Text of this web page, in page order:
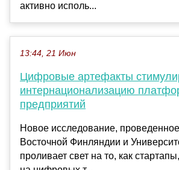
активно исполь...
13:44, 21 Июн
Цифровые артефакты
интернационализацию
предприятий
Новое исследование,
Восточной Финляндии и
проливает свет на то, как